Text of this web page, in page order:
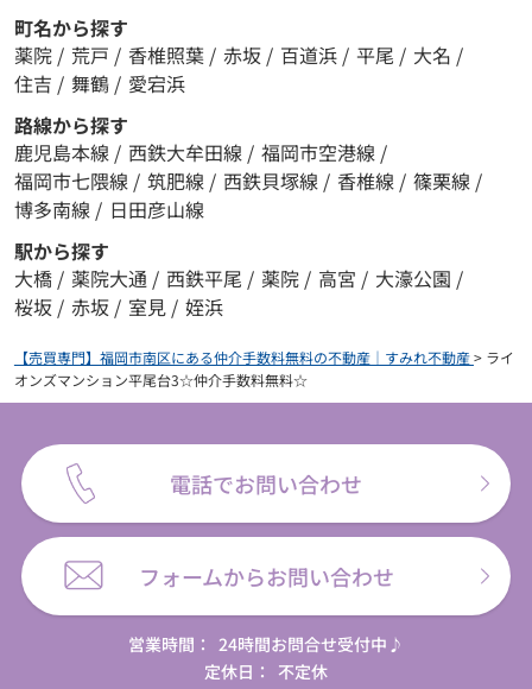
町名から探す
薬院 / 荒戸 / 香椎照葉 / 赤坂 / 百道浜 / 平尾 / 大名 /
住吉 / 舞鶴 / 愛宕浜
路線から探す
鹿児島本線 / 西鉄大牟田線 / 福岡市空港線 /
福岡市七隈線 / 筑肥線 / 西鉄貝塚線 / 香椎線 / 篠栗線 /
博多南線 / 日田彦山線
駅から探す
大橋 / 薬院大通 / 西鉄平尾 / 薬院 / 高宮 / 大濠公園 /
桜坂 / 赤坂 / 室見 / 姪浜
【売買専門】福岡市南区にある仲介手数料無料の不動産｜すみれ不動産> ライ
オンズマンション平尾台3☆仲介手数料無料☆
電話でお問い合わせ
フォームからお問い合わせ
営業時間：
24時間お問合せ受付中♪
定休日：
不定休